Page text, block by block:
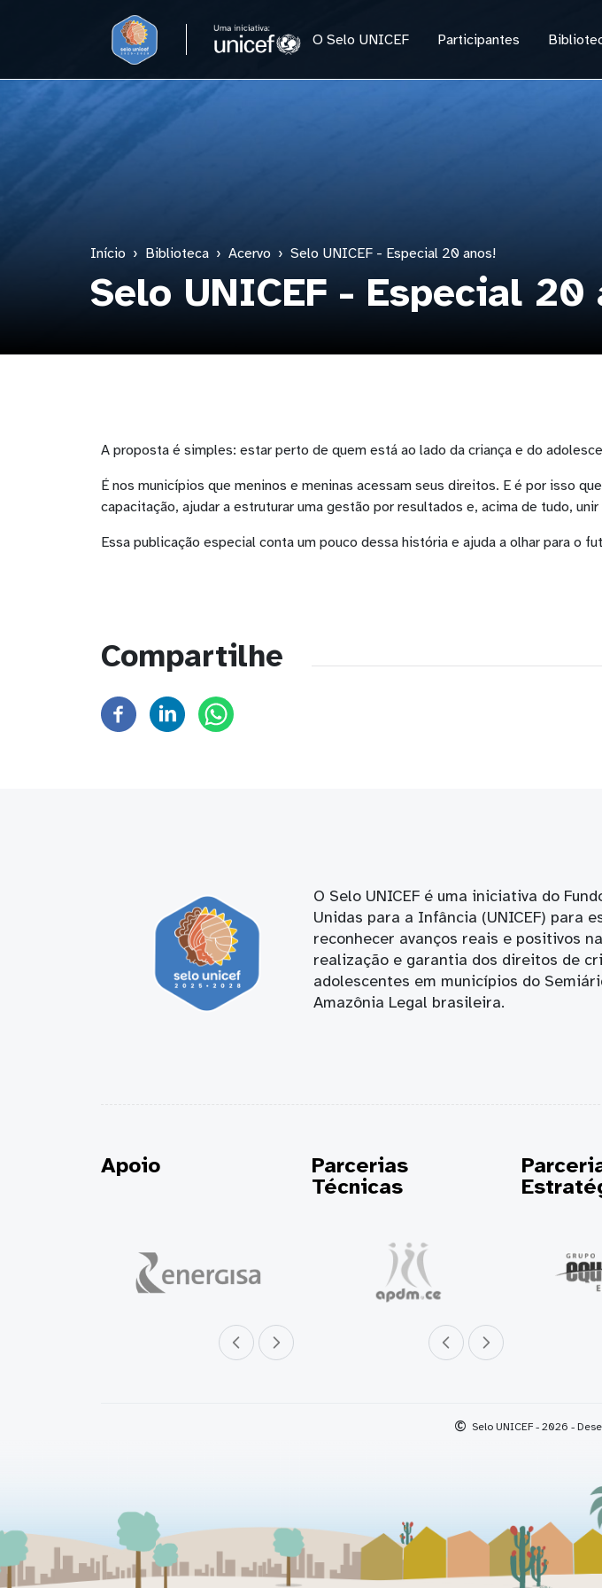
O Selo UNICEF Participantes
Início Biblioteca Acervo Selo UNICEF - Especial 20 anos!
Selo UNICEF - Especial 20
A proposta é simples: estar perto de quem está ao lado da criança e do
É nos municípios que meninos e meninas acessam seus direitos. E é por isso
capacitação, ajudar a estruturar uma gestão por resultados e, acima de tudo,
Essa publicação especial conta um pouco dessa história e ajuda a olhar para o
Compartilhe
O Selo UNICEF é uma iniciativa do
Unidas para a Infância (UNICEF) para
reconhecer avanços reais e positivos
realização e garantia dos direitos de
adolescentes em municípios do
Amazônia Legal brasileira.
Apoio
Parceiro anterior
Próximo parceiro
Parcerias
Técnicas
Parceiro anterior
Próximo parceiro
© Selo UNICEF - 2026 -